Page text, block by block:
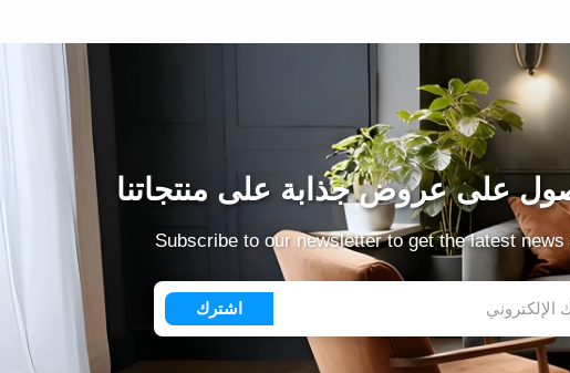
على عروض جذابة على منتجاتنا
Subscribe to our newsletter to get the latest
اشترك